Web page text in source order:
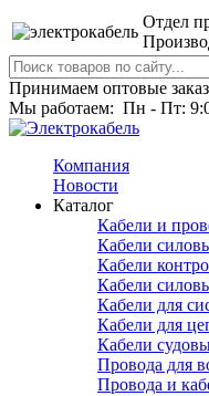
Отдел
Принимаем оптовые
Мы работаем: Пн - Пт:
Компания
Новости
Каталог
Кабели и
Кабели
Кабели
Кабели
Кабели для
Кабели для
Кабели
Провода для
Провода и